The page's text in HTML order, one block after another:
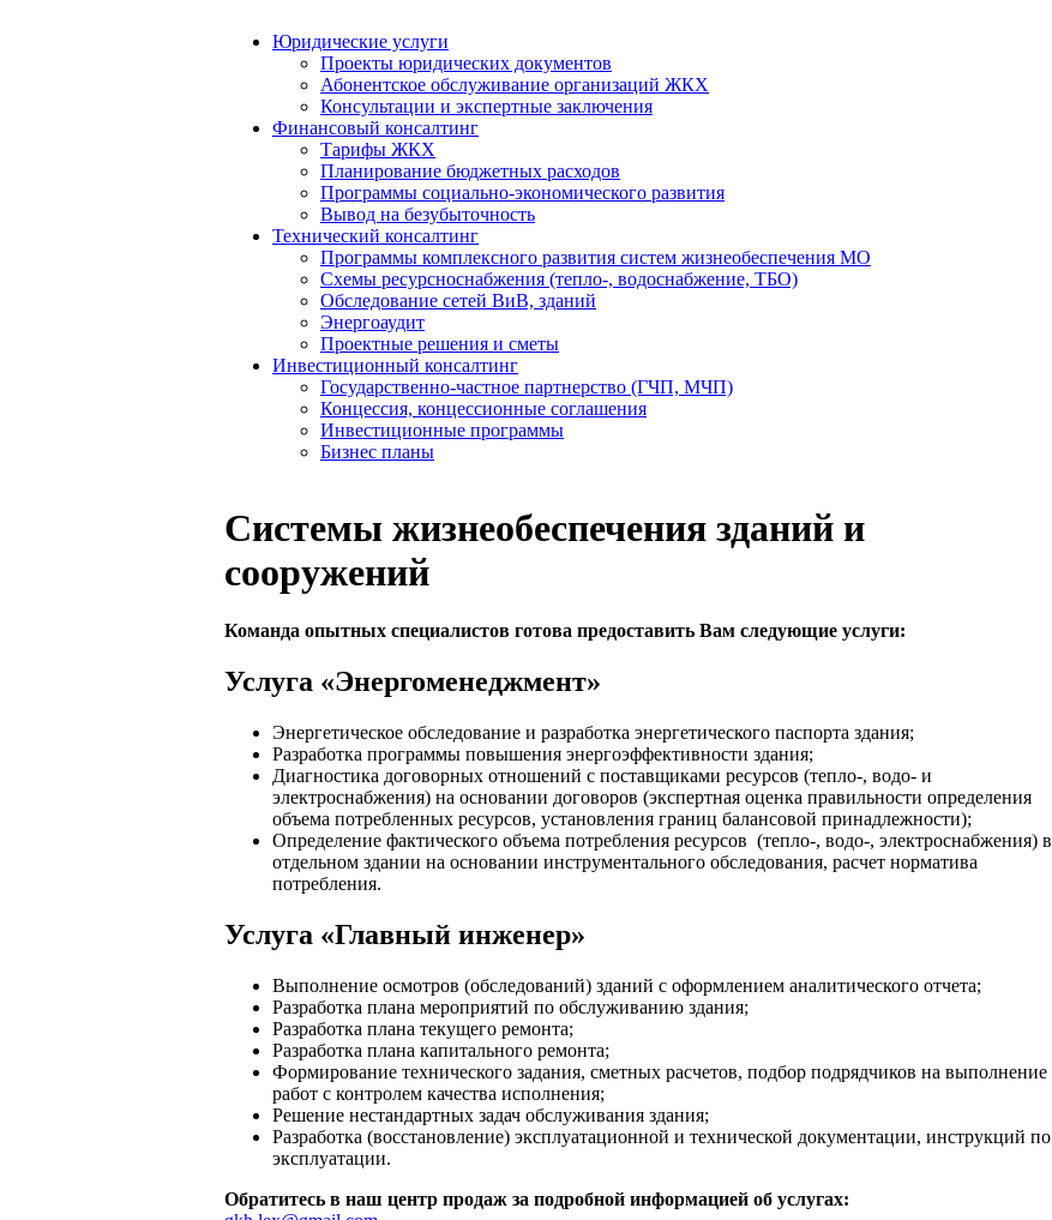
Юридические услуги
Проекты юридических документов
Абонентское обслуживание организаций ЖКХ
Консультации и экспертные заключения
Финансовый консалтинг
Тарифы ЖКХ
Планирование бюджетных расходов
Программы социально-экономического развития
Вывод на безубыточность
Технический консалтинг
Программы комплексного развития систем жизнеобеспечения МО
Схемы ресурсноснабжения (тепло-, водоснабжение, ТБО)
Обследование сетей ВиВ, зданий
Энергоаудит
Проектные решения и сметы
Инвестиционный консалтинг
Государственно-частное партнерство (ГЧП, МЧП)
Концессия, концессионные соглашения
Инвестиционные программы
Бизнес планы
Системы жизнеобеспечения зданий и
сооружений
Команда опытных специалистов готова предоставить Вам следующие услуги:
Услуга «Энергоменеджмент»
Энергетическое обследование и разработка энергетического паспорта здания;
Разработка программы повышения энергоэффективности здания;
Диагностика договорных отношений с поставщиками ресурсов (тепло-, водо- и
электроснабжения) на основании договоров (экспертная оценка правильности определения
объема потребленных ресурсов, установления границ балансовой принадлежности);
Определение фактического объема потребления ресурсов (тепло-, водо-, электроснабжения) в
отдельном здании на основании инструментального обследования, расчет норматива
потребления.
Услуга «Главный инженер»
Выполнение осмотров (обследований) зданий с оформлением аналитического отчета;
Разработка плана мероприятий по обслуживанию здания;
Разработка плана текущего ремонта;
Разработка плана капитального ремонта;
Формирование технического задания, сметных расчетов, подбор подрядчиков на выполнение
работ с контролем качества исполнения;
Решение нестандартных задач обслуживания здания;
Разработка (восстановление) эксплуатационной и технической документации, инструкций по
эксплуатации.
Обратитесь в наш центр продаж за подробной информацией об услугах: